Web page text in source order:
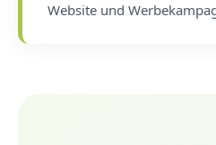
Website und